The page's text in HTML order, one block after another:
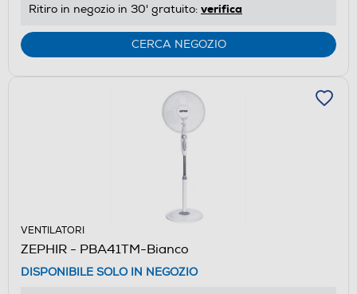
Ritiro in negozio in 30' gratuito: verifica
CERCA NEGOZIO
VENTILATORI
ZEPHIR - PBA41TM-Bianco
DISPONIBILE SOLO IN NEGOZIO